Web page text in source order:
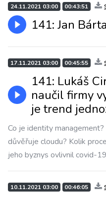
24.11.2021 03:00 00:43:51
141: Jan Bárta
17.11.2021 03:00 00:45:55
141: Lukáš
naučil firmy
je trend
Co je identity
důvěřuje cloudu? Kolik
jeho byznys ovlivnil covid-
10.11.2021 03:00 00:46:05